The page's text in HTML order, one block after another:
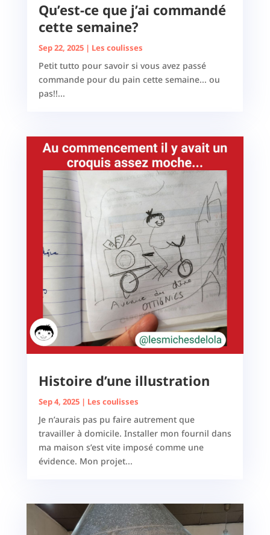
Qu’est-ce que j’ai commandé
cette semaine?
Sep 22, 2025| Les coulisses
Petit tutto pour savoir si vous avez passé
commande pour du pain cette semaine... ou
pas!!...
Histoire d’une illustration
Sep 4, 2025| Les coulisses
Je n’aurais pas pu faire autrement que
travailler à domicile. Installer mon fournil dans
ma maison s’est vite imposé comme une
évidence. Mon projet...